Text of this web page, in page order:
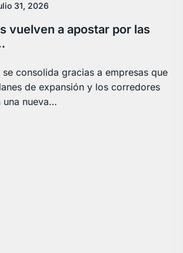
31, 2026
vuelven a apostar por las
consolida gracias a empresas que
de expansión y los corredores
una nueva…